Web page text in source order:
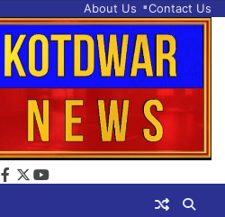
About Us Contact Us
facebook
twitter
youtube